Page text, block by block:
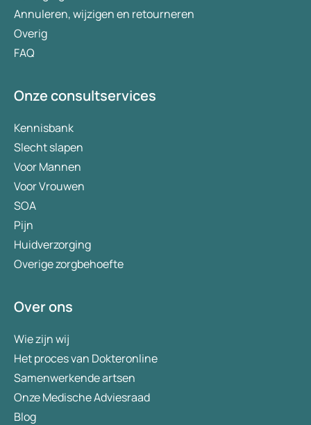
Annuleren, wijzigen en retourneren
Overig
FAQ
Onze consultservices
Kennisbank
Slecht slapen
Voor Mannen
Voor Vrouwen
SOA
Pijn
Huidverzorging
Overige zorgbehoefte
Over ons
Wie zijn wij
Het proces van Dokteronline
Samenwerkende artsen
Onze Medische Adviesraad
Blog